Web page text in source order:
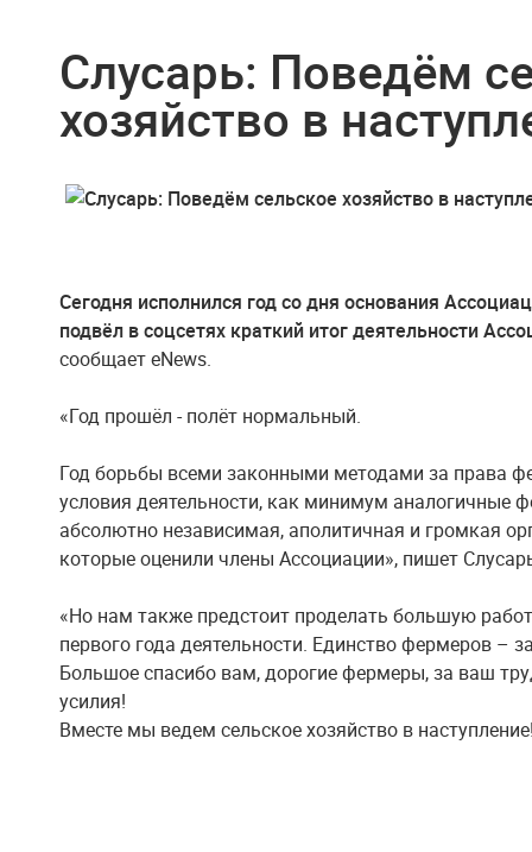
Слусарь: Поведём
хозяйство в
Сегодня исполнился год со дня основания
подвёл в соцсетях краткий итог деятельности
сообщает eNews.
«Год прошёл - полёт нормальный.
Год борьбы всеми законными методами за права
условия деятельности, как минимум аналогичные
абсолютно независимая, аполитичная и громкая
которые оценили члены Ассоциации», пишет
«Но нам также предстоит проделать большую
первого года деятельности. Единство фермеров –
Большое спасибо вам, дорогие фермеры, за ваш
усилия!
Вместе мы ведем сельское хозяйство в